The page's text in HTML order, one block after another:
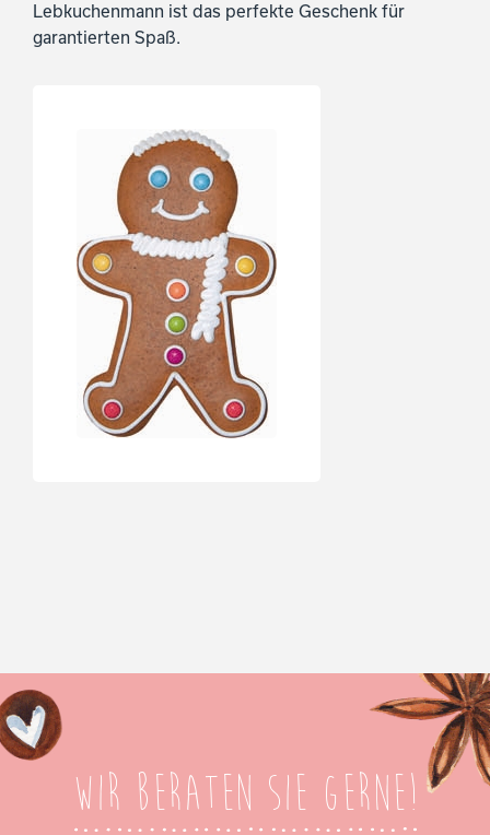
Lebkuchenmann ist das perfekte Geschenk für
garantierten Spaß.
Wir beraten Sie gerne!